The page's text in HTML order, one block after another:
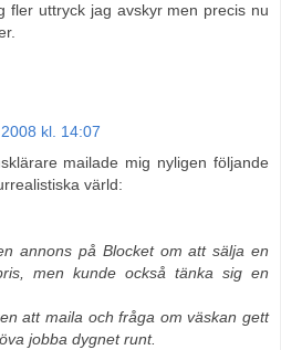
fler uttryck jag avskyr men precis nu
kl. 14:07
mailade mig nyligen följande
värld:
annons på Blocket om att sälja en
men kunde också tänka sig en
att maila och fråga om väskan gett
jobba dygnet runt.